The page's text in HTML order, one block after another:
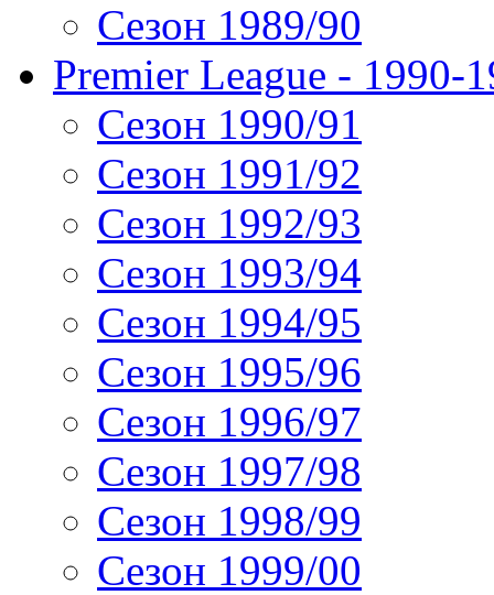
Сезон 1989/90
Premier League - 1990-
Сезон 1990/91
Сезон 1991/92
Сезон 1992/93
Сезон 1993/94
Сезон 1994/95
Сезон 1995/96
Сезон 1996/97
Сезон 1997/98
Сезон 1998/99
Сезон 1999/00